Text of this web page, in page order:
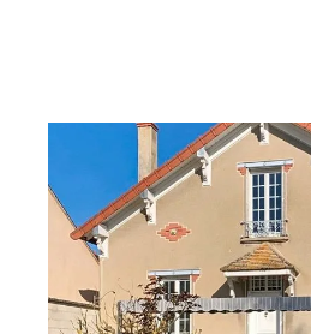
VILLE ST JACQUES 77
105,49 m2, 5 pièces
Ref : 24225
Maison à vendre
269 000 €